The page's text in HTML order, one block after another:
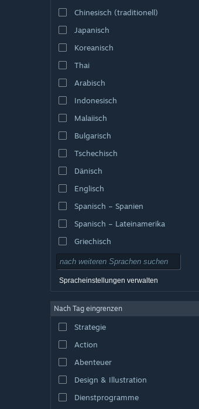
Chinesisch (traditionell)
Japanisch
Koreanisch
Thai
Arabisch
Indonesisch
Malaiisch
Bulgarisch
Tschechisch
Dänisch
Englisch
Spanisch – Spanien
Spanisch – Lateinamerika
Griechisch
Spracheinstellungen verwalten
Nach Tag eingrenzen
Strategie
Action
Abenteuer
Design & Illustration
Dienstprogramme